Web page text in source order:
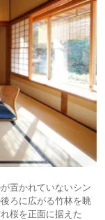
置かれていないシン
ろに広がる竹林を眺
桜を正面に据えた